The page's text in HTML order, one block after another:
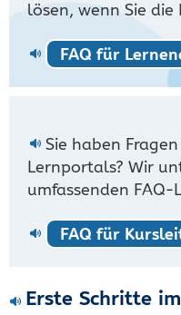
lösen, wenn Sie die
FAQ für
Sie haben
Lernportals? Wir
umfassenden FAQ-
FAQ für
Erste Schritte